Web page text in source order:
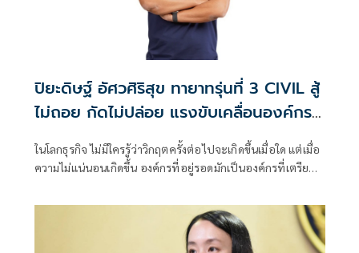
ปิยะดิษฐ์ อัศวศิริสุข ทายาทรุ่นที่ 3 CIVIL สู้
ไม่ถอย กัดไม่ปล่อย แรงขับเคลื่อนองค์กร
ในโลกธุรกิจ ไม่มีใครรู้ว่าวิกฤตครั้งต่อไปจะเกิดขึ้นเมื่อใด แต่เมื่อ
ความไม่แน่นอนเกิดขึ้น องค์กรที่อยู่รอดมักเป็นองค์กรที่เตรียม